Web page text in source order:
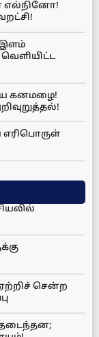
எல்நினோ!
இளம்
கனமழை!
எரிபொருள்
சென்ற